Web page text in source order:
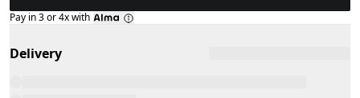
Pay in 3 or 4x with
Delivery